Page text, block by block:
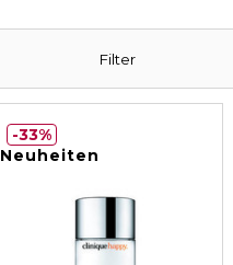
Filter
Neuheiten
33%